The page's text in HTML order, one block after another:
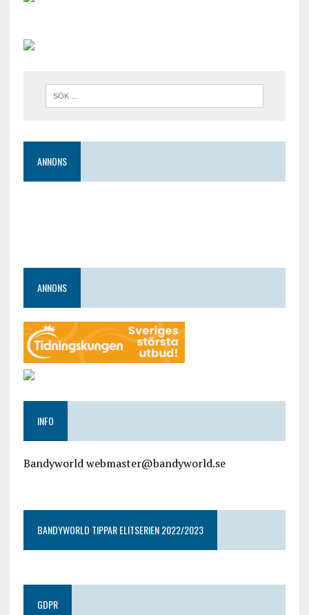
ANNONS
ANNONS
INFO
Bandyworld webmaster@bandyworld.se
BANDYWORLD TIPPAR ELITSERIEN 2022/2023
GDPR